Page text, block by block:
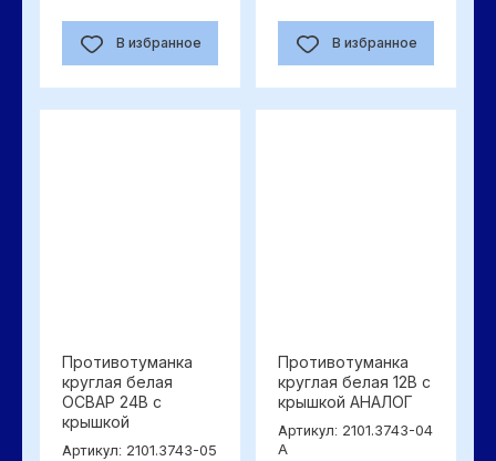
В избранное В избранное
Противотуманка
круглая белая
ОСВАР 24В с
крышкой
Артикул: 2101.3743-05
Противотуманка
круглая белая 12В с
крышкой АНАЛОГ
Артикул: 2101.3743-04
А